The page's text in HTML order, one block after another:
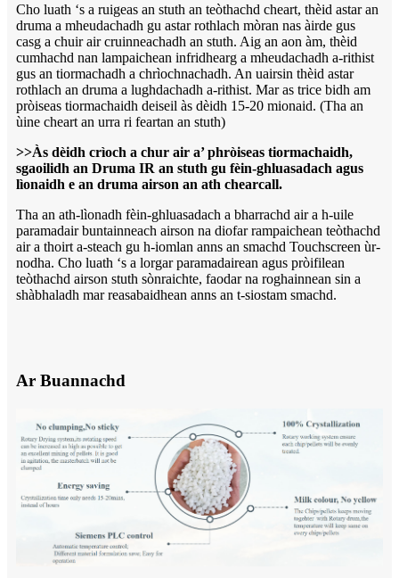
Cho luath ‘s a ruigeas an stuth an teòthachd cheart, thèid astar an
druma a mheudachadh gu astar rothlach mòran nas àirde gus
casg a chuir air cruinneachadh an stuth. Aig an aon àm, thèid
cumhachd nan lampaichean infridhearg a mheudachadh a-rithist
gus an tiormachadh a chrìochnachadh. An uairsin thèid astar
rothlach an druma a lughdachadh a-rithist. Mar as trice bidh am
pròiseas tiormachaidh deiseil às dèidh 15-20 mionaid. (Tha an
ùine cheart an urra ri feartan an stuth)
>>Às dèidh crìoch a chur air a’ phròiseas tiormachaidh,
sgaoilidh an Druma IR an stuth gu fèin-ghluasadach agus
lìonaidh e an druma airson an ath chearcall.
Tha an ath-lìonadh fèin-ghluasadach a bharrachd air a h-uile
paramadair buntainneach airson na diofar rampaichean teòthachd
air a thoirt a-steach gu h-iomlan anns an smachd Touchscreen ùr-
nodha. Cho luath ‘s a lorgar paramadairean agus pròifilean
teòthachd airson stuth sònraichte, faodar na roghainnean sin a
shàbhaladh mar reasabaidhean anns an t-siostam smachd.
Ar Buannachd